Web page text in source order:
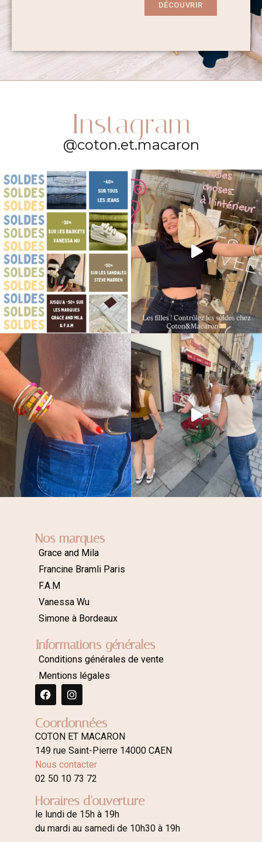
DÉCOUVRIR
Instagram
@coton.et.macaron
Nos marques
Grace and Mila
Francine Bramli Paris
F.A.M
Vanessa Wu
Simone à Bordeaux
Informations générales
Conditions générales de vente
Mentions légales
Coordonnées
COTON ET MACARON
149 rue Saint-Pierre 14000 CAEN
Nous contacter
02 50 10 73 72
Horaires d'ouverture
le lundi de 15h à 19h
du mardi au samedi de 10h30 à 19h